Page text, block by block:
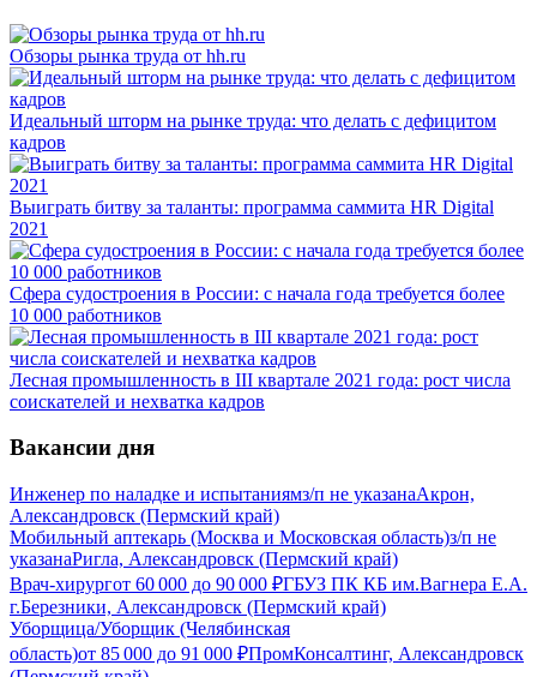
Обзоры рынка труда от hh.ru
Идеальный шторм на рынке труда: что делать с дефицитом
кадров
Выиграть битву за таланты: программа саммита HR Digital
2021
Сфера судостроения в России: с начала года требуется более
10 000 работников
Лесная промышленность в III квартале 2021 года: рост числа
соискателей и нехватка кадров
Вакансии дня
Инженер по наладке и испытаниямз/п не указанаАкрон,
Александровск (Пермский край)
Мобильный аптекарь (Москва и Московская область)з/п не
указанаРигла, Александровск (Пермский край)
Врач-хирургот 60 000 до 90 000 ₽ГБУЗ ПК КБ им.Вагнера Е.А.
г.Березники, Александровск (Пермский край)
Уборщица/Уборщик (Челябинская
область)от 85 000 до 91 000 ₽ПромКонсалтинг, Александровск